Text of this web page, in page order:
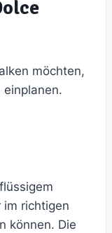
möchten,
einplanen.
im richtigen
können. Die